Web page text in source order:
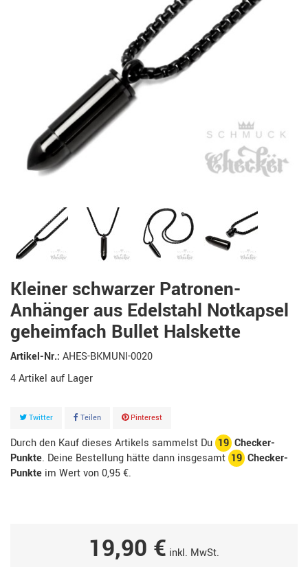
Kleiner schwarzer Patronen-
Anhänger aus Edelstahl Notkapsel
geheimfach Bullet Halskette
Artikel-Nr.: AHES-BKMUNI-0020
4Artikel
Twitter Teilen Pinterest
Durch den Kauf dieses Artikels sammelst Du 19 Checker-
Punkte. Deine Bestellung hätte dann insgesamt 19 Checker-
Punkte im Wert von0,95 €.
19,90 € inkl. MwSt.